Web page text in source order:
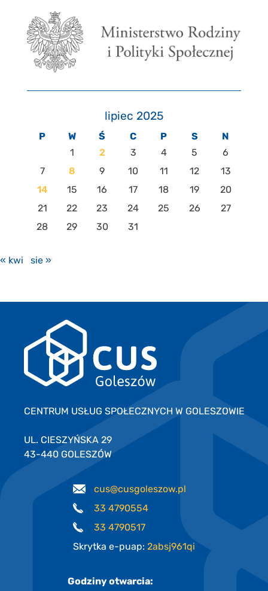
lipiec 2025
P W Ś C P S
N
1
2 3 4 5
6
7
8 9 10 11 12
13
14
15 16 17 18 19
20
21
22 23 24 25 26
27
28
29 30 31
« kwi sie »
CENTRUM USŁUG SPOŁECZNYCH W GOLESZOWIE
UL. CIESZYŃSKA 29
43-440 GOLESZÓW
cus@cusgoleszow.pl
33 4790554
33 4790517
Skrytka e-puap: 2absj961qi
Godziny otwarcia: